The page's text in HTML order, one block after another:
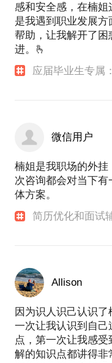
感和安全感，在楠
是我遇到职业发展
帮助，让我解开了
进。🫰
应届毕业生专属
微信用户
楠姐是我职场的外
次咨询都会对当下
体方案。
简历优化和面试
Allison
因为识人识己认识
一次让我认识到自
点，第一次让我感
解的知识点都讲得